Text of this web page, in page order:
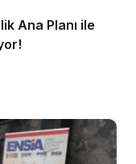
Ana Planı ile